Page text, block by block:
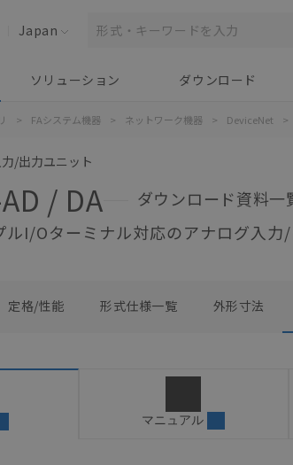
Japan
ソリューション ダウンロード
> FAシステム機器 > ネットワーク機器 > DeviceNet >
/出力ユニット
/ DA
ダウンロード資料一
ルI/Oターミナル対応のアナログ入力
定格/性能 形式仕様一覧 外形寸法
マニュアル